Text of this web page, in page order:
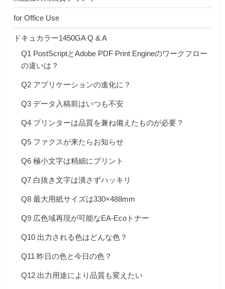
for Office Use
ドキュカラー1450GA Q & A
Q1 PostScriptとAdobe PDF Print Engineのワークフロー
の違いは？
Q2 アプリケーションの進化に？
Q3 データ入稿前はいつも不安
Q4 プリンターは品質を兼ね備えたものが必要？
Q5 ファクスが来たらお知らせ
Q6 極小文字は精細にプリント
Q7 白抜き文字は潰さずハッキリ
Q8 最大用紙サイズは330×488mm
Q9 広色域再現が可能なEA-Ecoトナー
Q10 出力される色はどんな色？
Q11 昨日の色と今日の色？
Q12 出力用途により品質も変えたい